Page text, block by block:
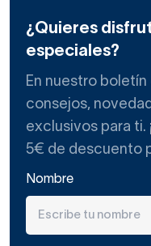
¿Quieres
especiales?
En nuestro
consejos,
exclusivos para ti.
5€ de descuento
Nombre